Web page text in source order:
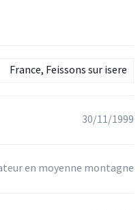
France, Feissons sur isere
30/11/1999
en moyenne montagne